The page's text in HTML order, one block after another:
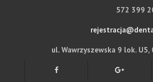
572 399
ul. Wawrzyszewska 9 lok.